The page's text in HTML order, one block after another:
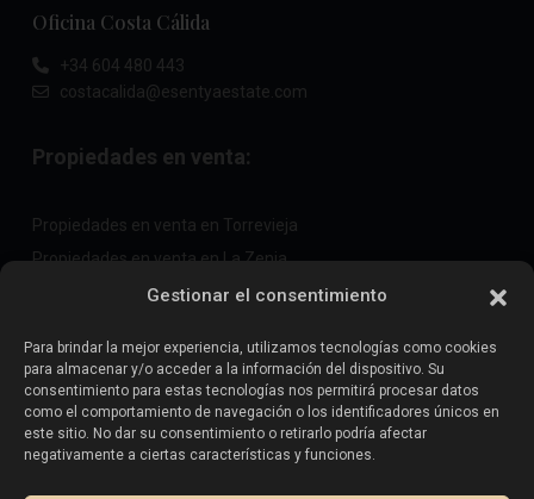
Gestionar el consentimiento
Para brindar la mejor experiencia, utilizamos tecnologías como cookies
para almacenar y/o acceder a la información del dispositivo. Su
consentimiento para estas tecnologías nos permitirá procesar datos
como el comportamiento de navegación o los identificadores únicos en
este sitio. No dar su consentimiento o retirarlo podría afectar
negativamente a ciertas características y funciones.
Oficina Costa Cálida
+34 604 480 443
costacalida@esentyaestate.com
Propiedades en venta:
Propiedades en venta en Torrevieja
Propiedades en venta en La Zenia
Propiedades en venta en Cabo Roig
Vende tu propiedad:
Vender propiedad en La Mata